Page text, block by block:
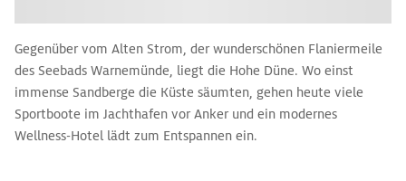
Gegenüber vom Alten Strom, der wunderschönen Flaniermeile
des Seebads Warnemünde, liegt die Hohe Düne. Wo einst
immense Sandberge die Küste säumten, gehen heute viele
Sportboote im Jachthafen vor Anker und ein modernes
Wellness-Hotel lädt zum Entspannen ein.